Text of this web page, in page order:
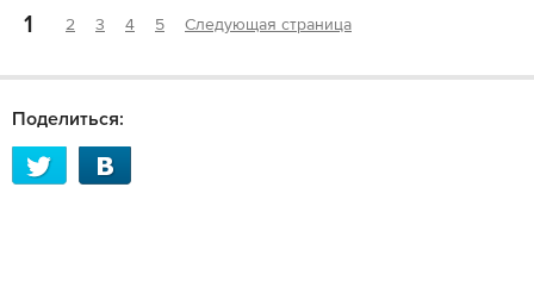
1 2 3 4 5 Следующая страница
Поделиться: